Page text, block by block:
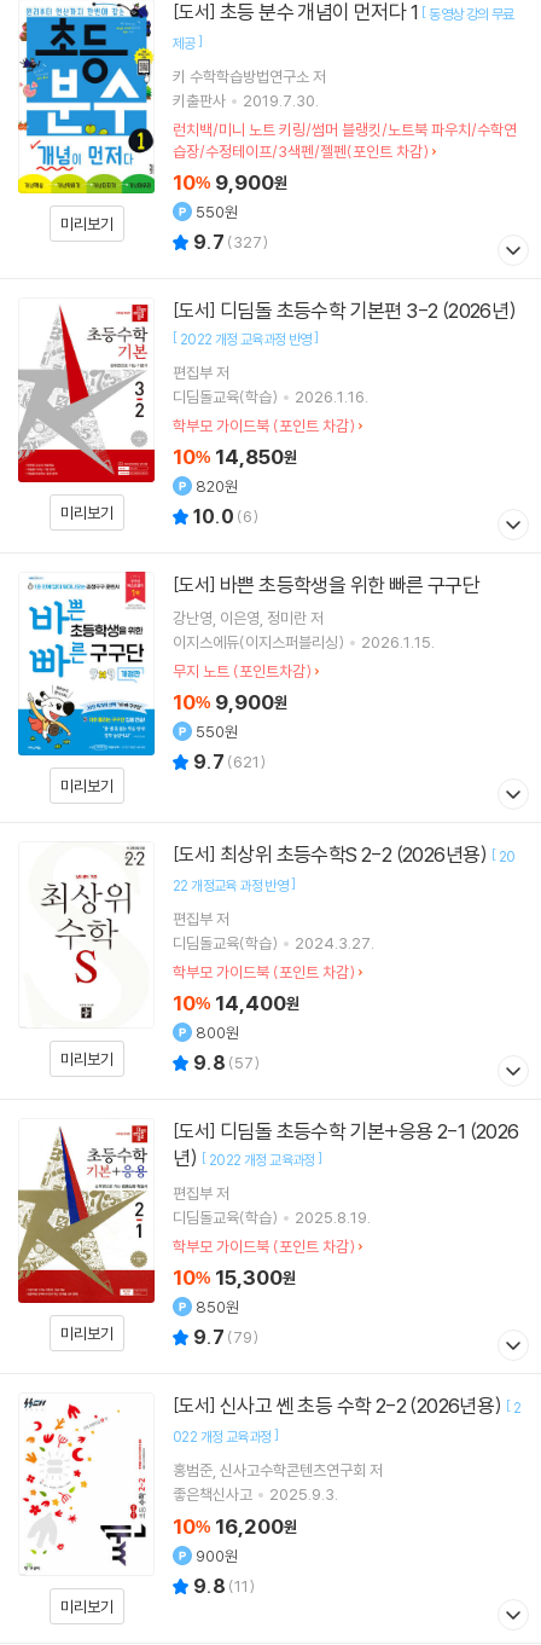
미리보기
[도서] 초등 분수 개념이 먼저다 1 [동영상 강의 무료
제공]
키 수학학습방법연구소저
키출판사
2019.7.30.
런치백/미니 노트 키링/썸머 블랭킷/노트북 파우치/수학연
습장/수정테이프/3색펜/젤펜(포인트 차감)
10% 9,900원
550원
9.7 (327)
미리보기
[도서] 디딤돌 초등수학 기본편 3-2 (2026년)
[ 2022 개정 교육과정 반영]
편집부 저
디딤돌교육(학습)
2026.1.16.
학부모 가이드북 (포인트 차감)
10% 14,850원
820원
10.0 (6)
미리보기
[도서] 바쁜 초등학생을 위한 빠른 구구단
강난영 이은영 정미란저
이지스에듀(이지스퍼블리싱)
2026.1.15.
무지 노트 (포인트차감)
10% 9,900원
550원
9.7 (621)
미리보기
[도서] 최상위 초등수학S 2-2 (2026년용) [ 20
22 개정교육 과정 반영]
편집부 저
디딤돌교육(학습)
2024.3.27.
학부모 가이드북 (포인트 차감)
10% 14,400원
800원
9.8 (57)
미리보기
[도서]
년) [ 2022 개정 교육과정 ]
편집부 저
디딤돌교육(학습)
2025.8.19.
학부모 가이드북 (포인트 차감)
10% 15,300원
850원
9.7 (79)
미리보기
[도서] 신사고 쎈 초등 수학 2-2 (2026년용) [ 2
022 개정 교육과정 ]
홍범준 신사고수학콘텐츠연구회 저
좋은책신사고
2025.9.3.
10% 16,200원
900원
9.8 (11)